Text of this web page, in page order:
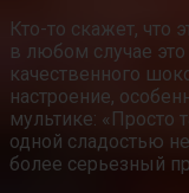
Кто-то скажет, что
в любом случае
качественного
настроение,
мультике: «Просто
одной сладостью
более серьезный